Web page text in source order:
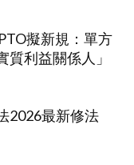
擬新規：單方
利益關係人」
2026最新修法